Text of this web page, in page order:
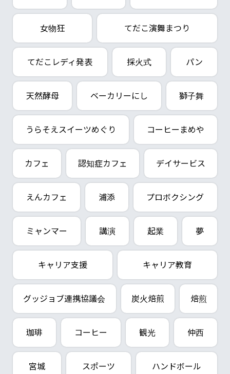
女物狂 てだこ演舞まつり
てだこレディ発表 採火式 パン
天然酵母 ベーカリーにし 獅子舞
うらそえスイーツめぐり コーヒーまめや
カフェ 認知症カフェ デイサービス
えんカフェ 浦添 プロボクシング
ミャンマー 講演 起業 夢
キャリア支援 キャリア教育
グッジョブ連携協議会 炭火焙煎 焙煎
珈琲 コーヒー 観光 仲西
宮城 スポーツ ハンドボール